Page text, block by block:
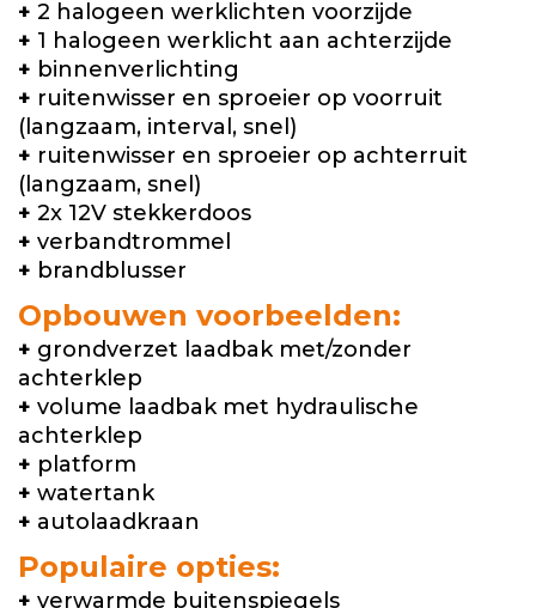
+ 2 halogeen werklichten voorzijde
+ 1 halogeen werklicht aan achterzijde
+ binnenverlichting
+ ruitenwisser en sproeier op voorruit
(langzaam, interval, snel)
+ ruitenwisser en sproeier op achterruit
(langzaam, snel)
+ 2x 12V stekkerdoos
+ verbandtrommel
+ brandblusser
Opbouwen voorbeelden:
+ grondverzet laadbak met/zonder
achterklep
+ volume laadbak met hydraulische
achterklep
+ platform
+ watertank
+ autolaadkraan
Populaire opties:
+ verwarmde buitenspiegels